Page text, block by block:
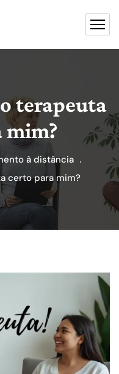
terapeuta
mim?
à distância
certo para mim?